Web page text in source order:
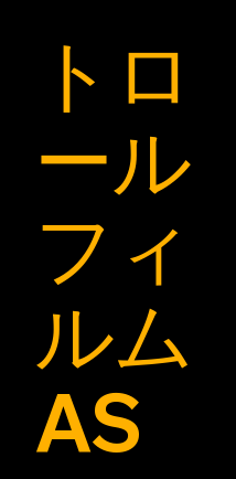
トロ
ール
フィ
ルム
AS